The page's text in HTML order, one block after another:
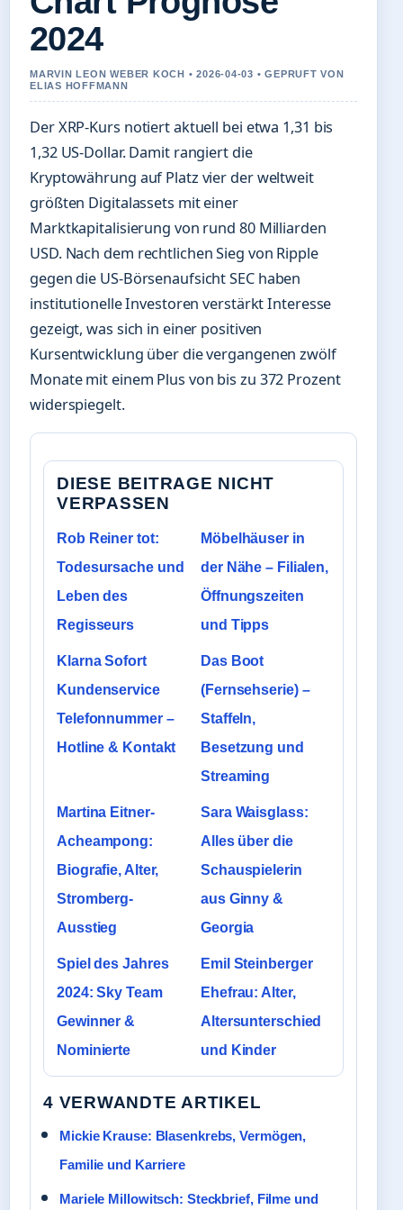
2024
MARVIN LEON WEBER KOCH • 2026-04-03 • GEPRUFT VON
ELIAS HOFFMANN
Der XRP-Kurs notiert aktuell bei etwa 1,31 bis
1,32 US-Dollar. Damit rangiert die
Kryptowährung auf Platz vier der weltweit
größten Digitalassets mit einer
Marktkapitalisierung von rund 80 Milliarden
USD. Nach dem rechtlichen Sieg von Ripple
gegen die US-Börsenaufsicht SEC haben
institutionelle Investoren verstärkt Interesse
gezeigt, was sich in einer positiven
Kursentwicklung über die vergangenen zwölf
Monate mit einem Plus von bis zu 372 Prozent
widerspiegelt.
DIESE BEITRAGE NICHT
VERPASSEN
Rob Reiner tot:
Todesursache und
Leben des
Regisseurs
Möbelhäuser in
der Nähe – Filialen,
Öffnungszeiten
und Tipps
Klarna Sofort
Kundenservice
Telefonnummer –
Hotline & Kontakt
Das Boot
(Fernsehserie) –
Staffeln,
Besetzung und
Streaming
Martina Eitner-
Acheampong:
Biografie, Alter,
Stromberg-
Ausstieg
Sara Waisglass:
Alles über die
Schauspielerin
aus Ginny &
Georgia
Spiel des Jahres
2024: Sky Team
Gewinner &
Nominierte
Emil Steinberger
Ehefrau: Alter,
Altersunterschied
und Kinder
4 VERWANDTE ARTIKEL
Mickie Krause: Blasenkrebs, Vermögen,
Familie und Karriere
Mariele Millowitsch: Steckbrief, Filme und